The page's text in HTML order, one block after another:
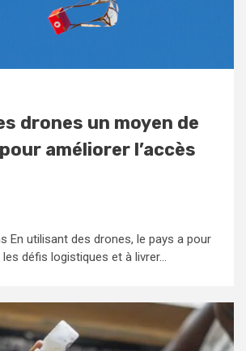
drones un moyen de
améliorer l’accès
En utilisant des drones, le pays a pour
défis logistiques et à livrer...